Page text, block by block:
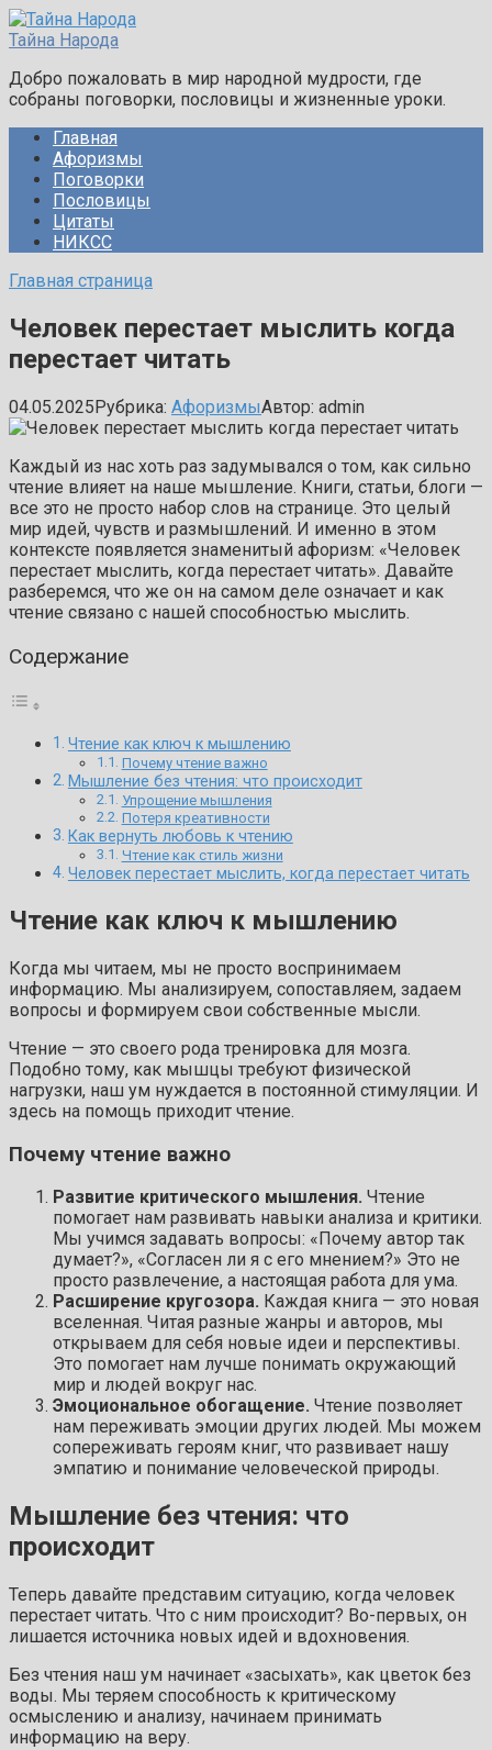
Перейти
к
Тайна Народа
Добро пожаловать в мир народной мудрости, где
собраны поговорки, пословицы и жизненные уроки.
Главная
Афоризмы
Поговорки
Пословицы
Цитаты
НИКСС
Главная страница
Человек перестает мыслить когда
перестает читать
04.05.2025Рубрика: АфоризмыАвтор: admin
Каждый из нас хоть раз задумывался о том, как сильно
чтение влияет на наше мышление. Книги, статьи, блоги —
все это не просто набор слов на странице. Это целый
мир идей, чувств и размышлений. И именно в этом
контексте появляется знаменитый афоризм: «Человек
перестает мыслить, когда перестает читать». Давайте
разберемся, что же он на самом деле означает и как
чтение связано с нашей способностью мыслить.
Содержание
Чтение как ключ к мышлению
Почему чтение важно
Мышление без чтения: что происходит
Упрощение мышления
Потеря креативности
Как вернуть любовь к чтению
Чтение как стиль жизни
Человек перестает мыслить, когда перестает читать
Чтение как ключ к мышлению
Когда мы читаем, мы не просто воспринимаем
информацию. Мы анализируем, сопоставляем, задаем
вопросы и формируем свои собственные мысли.
Чтение — это своего рода тренировка для мозга.
Подобно тому, как мышцы требуют физической
нагрузки, наш ум нуждается в постоянной стимуляции. И
здесь на помощь приходит чтение.
Почему чтение важно
Развитие критического мышления. Чтение
помогает нам развивать навыки анализа и критики.
Мы учимся задавать вопросы: «Почему автор так
думает?», «Согласен ли я с его мнением?» Это не
просто развлечение, а настоящая работа для ума.
Расширение кругозора. Каждая книга — это новая
вселенная. Читая разные жанры и авторов, мы
открываем для себя новые идеи и перспективы.
Это помогает нам лучше понимать окружающий
мир и людей вокруг нас.
Эмоциональное обогащение. Чтение позволяет
нам переживать эмоции других людей. Мы можем
сопереживать героям книг, что развивает нашу
эмпатию и понимание человеческой природы.
Мышление без чтения: что
происходит
Теперь давайте представим ситуацию, когда человек
перестает читать. Что с ним происходит? Во-первых, он
лишается источника новых идей и вдохновения.
Без чтения наш ум начинает «засыхать», как цветок без
воды. Мы теряем способность к критическому
осмыслению и анализу, начинаем принимать
информацию на веру.